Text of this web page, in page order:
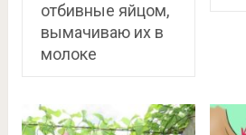
отбивные яйцом,
вымачиваю их в
молоке